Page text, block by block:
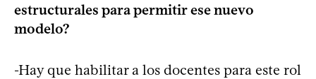
estructurales para permitir ese nuevo
modelo?
-Hay que habilitar a los docentes para este rol